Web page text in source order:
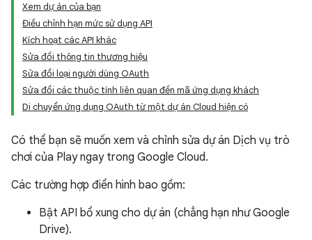
Xem dự án của bạn
Điều chỉnh hạn mức sử dụng API
Kích hoạt các API khác
Sửa đổi thông tin thương hiệu
Sửa đổi loại người dùng OAuth
Sửa đổi các thuộc tính liên quan đến mã ứng dụng khách
Di chuyển ứng dụng OAuth từ một dự án Cloud hiện có
Có thể bạn sẽ muốn xem và chỉnh sửa dự án Dịch vụ trò
chơi của Play ngay trong Google Cloud.
Các trường hợp điển hình bao gồm:
Bật API bổ xung cho dự án (chẳng hạn như Google
Drive).